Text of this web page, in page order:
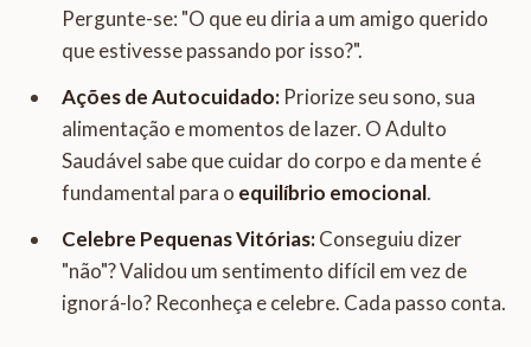
Pergunte-se: "O que eu diria a um amigo querido
que estivesse passando por isso?".
Ações de Autocuidado: Priorize seu sono, sua
alimentação e momentos de lazer. O Adulto
Saudável sabe que cuidar do corpo e da mente é
fundamental para o equilíbrio emocional.
Celebre Pequenas Vitórias:Conseguiu dizer
"não"? Validou um sentimento difícil em vez de
ignorá-lo? Reconheça e celebre. Cada passo conta.